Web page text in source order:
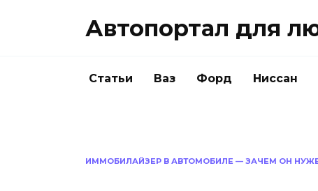
Автопортал для
Статьи Ваз Форд Ниссан
ИММОБИЛАЙЗЕР В АВТОМОБИЛЕ — ЗАЧЕМ ОН